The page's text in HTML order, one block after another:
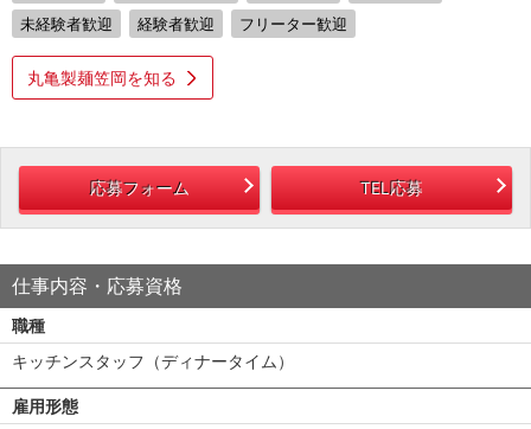
未経験者歓迎
経験者歓迎 フリーター歓迎
丸亀製麺笠岡を知る
応募フォーム TEL応募
仕事内容・応募資格
職種
キッチンスタッフ（ディナータイム）
雇用形態